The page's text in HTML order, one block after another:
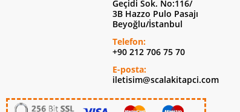
Geçidi Sok. No:116/
3B Hazzo Pulo Pasajı
Beyoğlu/İstanbul
Telefon:
+90 212 706 75 70
E-posta:
iletisim@scalakitapci.com